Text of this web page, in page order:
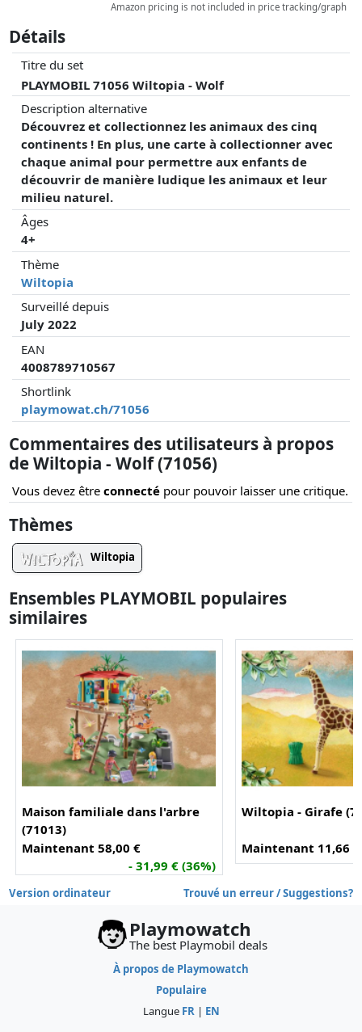
Amazon pricing is not included in price tracking/graph
Détails
Titre du set
PLAYMOBIL 71056 Wiltopia - Wolf
Description alternative
Découvrez et collectionnez les animaux des cinq
continents ! En plus, une carte à collectionner avec
chaque animal pour permettre aux enfants de
découvrir de manière ludique les animaux et leur
milieu naturel.
Âges
4+
Thème
Wiltopia
Surveillé depuis
July 2022
EAN
4008789710567
Shortlink
playmowat.ch/71056
Commentaires des utilisateurs à propos
de Wiltopia - Wolf (71056)
Vous devez être connecté pour pouvoir laisser une critique.
Thèmes
Wiltopia
Ensembles PLAYMOBIL populaires
similaires
Maison familiale dans l'arbre
(71013)
Maintenant 58,00 €
- 31,99 € (36%)
Wiltopia - Girafe
Maintenant 11,66 €
Version ordinateur Trouvé un erreur / Suggestions?
Playmowatch
The best Playmobil deals
À propos de Playmowatch
Populaire
Langue FR | EN